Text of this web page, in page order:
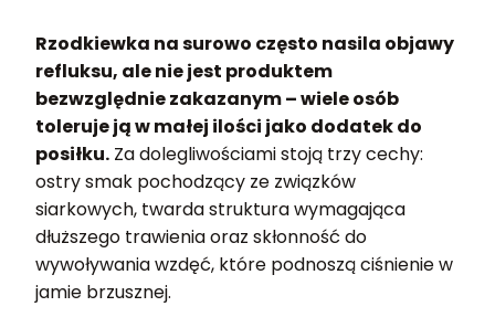
Rzodkiewka na surowo często nasila objawy
refluksu, ale nie jest produktem
bezwzględnie zakazanym – wiele osób
toleruje ją w małej ilości jako dodatek do
posiłku. Za dolegliwościami stoją trzy cechy:
ostry smak pochodzący ze związków
siarkowych, twarda struktura wymagająca
dłuższego trawienia oraz skłonność do
wywoływania wzdęć, które podnoszą ciśnienie w
jamie brzusznej.